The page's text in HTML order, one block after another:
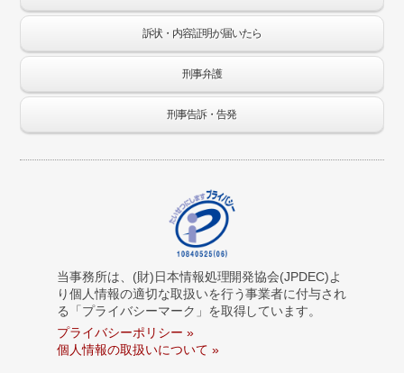
訴状・内容証明が届いたら
刑事弁護
刑事告訴・告発
当事務所は、(財)日本情報処理開発協会(JPDEC)よ
り個人情報の適切な取扱いを行う事業者に付与され
る「プライバシーマーク」を取得しています。
プライバシーポリシー »
個人情報の取扱いについて »